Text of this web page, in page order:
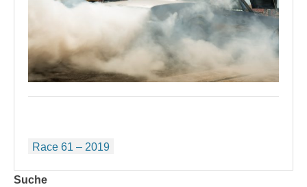
Beitragsnavigation
Race 61 – 2019
Suche